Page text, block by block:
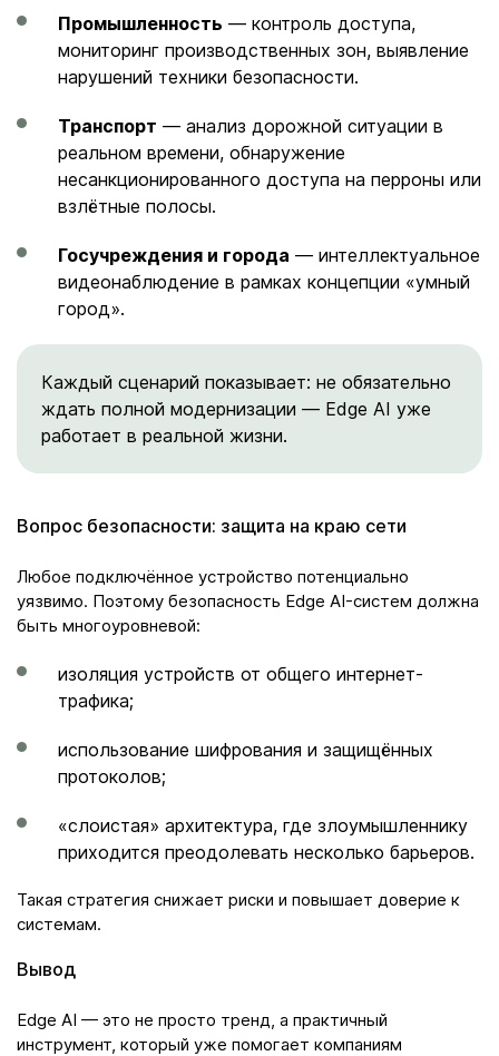
Промышленность — контроль доступа,
мониторинг производственных зон, выявление
нарушений техники безопасности.
Транспорт — анализ дорожной ситуации в
реальном времени, обнаружение
несанкционированного доступа на перроны или
взлётные полосы.
Госучреждения и города — интеллектуальное
видеонаблюдение в рамках концепции «умный
город».
Каждый сценарий показывает: не обязательно
ждать полной модернизации — Edge AI уже
работает в реальной жизни.
Вопрос безопасности: защита на краю сети
Любое подключённое устройство потенциально
уязвимо. Поэтому безопасность Edge AI-систем должна
быть многоуровневой:
изоляция устройств от общего интернет-
трафика;
использование шифрования и защищённых
протоколов;
«слоистая» архитектура, где злоумышленнику
приходится преодолевать несколько барьеров.
Такая стратегия снижает риски и повышает доверие к
системам.
Вывод
Edge AI — это не просто тренд, а практичный
инструмент, который уже помогает компаниям